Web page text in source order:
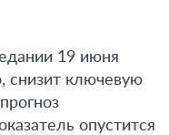
19 июня
снизит ключевую
опустится